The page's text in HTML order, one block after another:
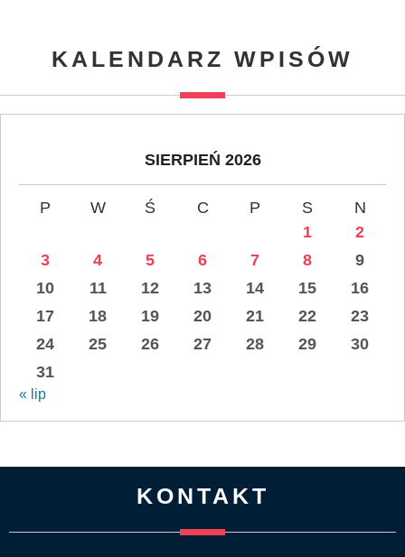
KALENDARZ WPISÓW
SIERPIEŃ 2026
P W Ś C P S
N
1
2
3
4 5 6 7 8
9
10
11 12 13 14 15
16
17
18 19 20 21 22
23
24
25 26 27 28 29
30
31
« lip
KONTAKT